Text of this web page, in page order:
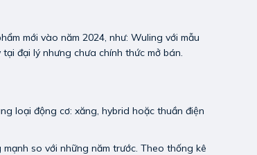
mới vào năm 2024, như: Wuling với mẫu
đại lý nhưng chưa chính thức mở bán.
loại động cơ: xăng, hybrid hoặc thuần điện
so với những năm trước. Theo thống kê